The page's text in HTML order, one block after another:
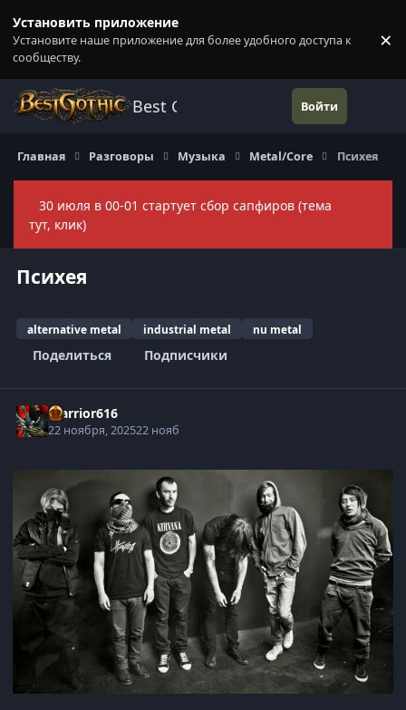
Установить приложение
Установите наше приложение для более удобного доступа к
сообществу.
×
Best Gothic Forums Войти
Главная Разговоры Музыка Metal/Core Психея
30 июля в 00-01 стартует сбор сапфиров (тема
тут, клик)
Психея
alternative metal industrial metal nu metal
Поделиться Подписчики
Warrior616
22 ноября, 202522 нояб